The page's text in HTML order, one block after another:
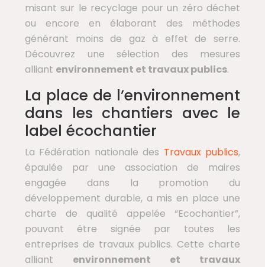
misant sur le recyclage pour un zéro déchet
ou encore en élaborant des méthodes
générant moins de gaz à effet de serre.
Découvrez une sélection des mesures
alliant environnement et travaux publics.
La place de l’environnement
dans les chantiers avec le
label écochantier
La Fédération nationale des Travaux publics,
épaulée par une association de maires
engagée dans la promotion du
développement durable, a mis en place une
charte de qualité appelée “Ecochantier”,
pouvant être signée par toutes les
entreprises de travaux publics. Cette charte
alliant environnement et travaux